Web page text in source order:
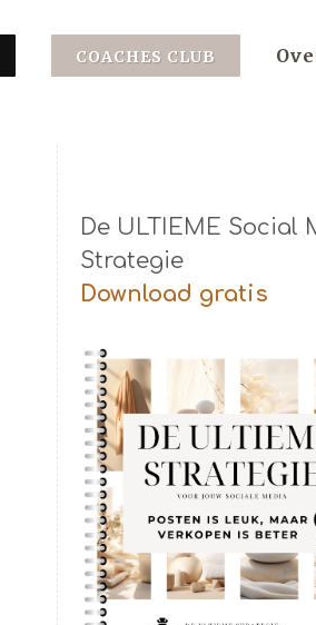
COACHES CLUB
De ULTIEME Social
Strategie
Download gratis